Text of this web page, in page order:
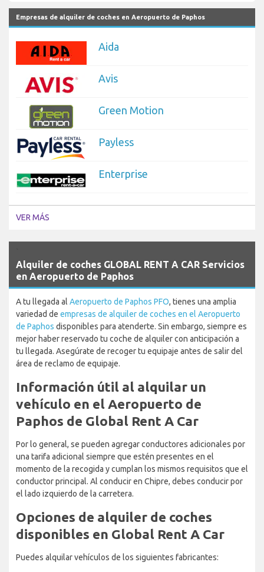
Empresas de alquiler de coches en Aeropuerto de Paphos
Aida
Avis
Green Motion
Payless
Enterprise
VER MÁS
Alquiler de coches GLOBAL RENT A CAR Servicios
en Aeropuerto de Paphos
A tu llegada al Aeropuerto de Paphos PFO, tienes una amplia
variedad de empresas de alquiler de coches en el Aeropuerto
de Paphos disponibles para atenderte. Sin embargo, siempre es
mejor haber reservado tu coche de alquiler con anticipación a
tu llegada. Asegúrate de recoger tu equipaje antes de salir del
área de reclamo de equipaje.
Información útil al alquilar un
vehículo en el Aeropuerto de
Paphos de Global Rent A Car
Por lo general, se pueden agregar conductores adicionales por
una tarifa adicional siempre que estén presentes en el
momento de la recogida y cumplan los mismos requisitos que el
conductor principal. Al conducir en Chipre, debes conducir por
el lado izquierdo de la carretera.
Opciones de alquiler de coches
disponibles en Global Rent A Car
Puedes alquilar vehículos de los siguientes fabricantes: